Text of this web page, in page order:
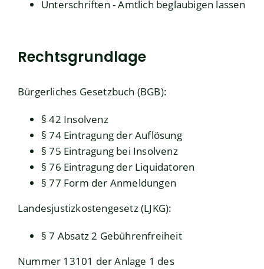
Unterschriften - Amtlich beglaubigen lassen
Rechtsgrundlage
Bürgerliches Gesetzbuch (BGB):
§ 42 Insolvenz
§ 74 Eintragung der Auflösung
§ 75 Eintragung bei Insolvenz
§ 76 Eintragung der Liquidatoren
§ 77 Form der Anmeldungen
Landesjustizkostengesetz (LJKG):
§ 7 Absatz 2 Gebührenfreiheit
Nummer 13101 der Anlage 1 des